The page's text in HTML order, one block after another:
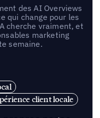
des AI Overviews
qui change pour les
cherche vraiment, et
marketing
semaine.
client locale